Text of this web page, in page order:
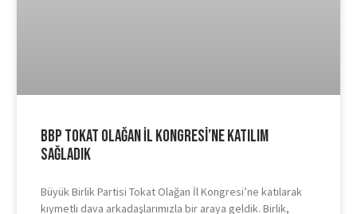
BBP Tokat Olağan İl Kongresi’ne Katılım
Sağladık
Büyük Birlik Partisi Tokat Olağan İl Kongresi’ne katılarak
kıymetli dava arkadaşlarımızla bir araya geldik. Birlik,